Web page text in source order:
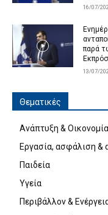
16/07/
παρά
13/07/
Θεματικές
Ανάπτυξη & Οικονομία
Εργασία, ασφάλιση &
Παιδεία
Υγεία
Περιβάλλον &